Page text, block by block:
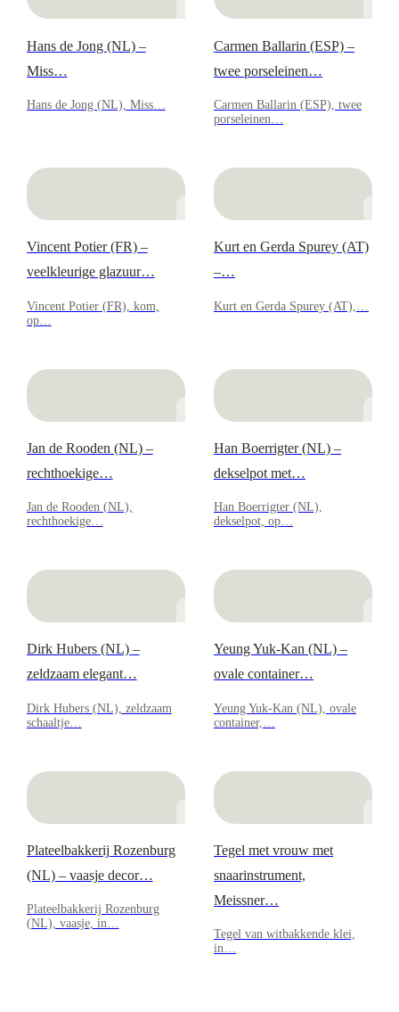
Hans de Jong (NL) –
Miss…
Hans de Jong (NL), Miss…
Carmen Ballarin (ESP) –
twee porseleinen…
Carmen Ballarin (ESP), twee
porseleinen…
Vincent Potier (FR) –
veelkleurige glazuur…
Vincent Potier (FR), kom,
op…
Kurt en Gerda Spurey (AT)
–…
Kurt en Gerda Spurey (AT),…
Jan de Rooden (NL) –
rechthoekige…
Jan de Rooden (NL),
rechthoekige…
Han Boerrigter (NL) –
dekselpot met…
Han Boerrigter (NL),
dekselpot, op…
Dirk Hubers (NL) –
zeldzaam elegant…
Dirk Hubers (NL), zeldzaam
schaaltje…
Yeung Yuk-Kan (NL) –
ovale container…
Yeung Yuk-Kan (NL), ovale
container,…
Plateelbakkerij Rozenburg
(NL) – vaasje decor…
Plateelbakkerij Rozenburg
(NL), vaasje, in…
Tegel met vrouw met
snaarinstrument,
Meissner…
Tegel van witbakkende klei,
in…